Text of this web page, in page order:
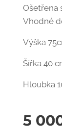
Ošetřena
Vhodné
Výška
Šířka 40
Hloubka
5